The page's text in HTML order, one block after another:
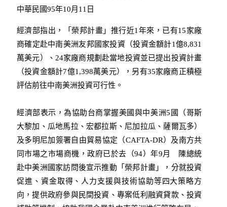
中華民國95年10月11日
經濟部指出，「榮邦計畫」推行近1年來，已有15家廠
商確定赴中南美洲友邦國家投資（投資金額計1億8,831
萬美元）、24家廠商規劃赴當地投資並已提出投資計畫
（投資金額計7億1,398萬美元），另有35家廠商正積極
評估前往中南美洲投資可行性。
經濟部表示，為協助台商掌握美國與中美洲5國（哥斯
大黎加、瓜地馬拉、宏都拉斯、尼加拉瓜、薩爾瓦多）
及多明尼加簽署自由貿易協定（CAFTA-DR）及南方共
同市場之市場商機，政府已於去（94）年9月 陳總統
赴中美洲國家訪問後宣示推動「榮邦計畫」，分就投資
促進、資金取得、人力支援與技術協助等四大策略方
向，提供政府參與民間投資、專案低利融資貸款、投資